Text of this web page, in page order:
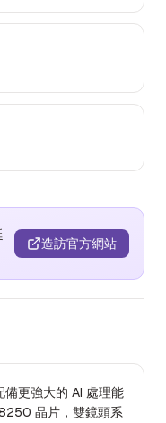
造訪官方網站
更強大的 AI 處理能
晶片，雙鏡頭系